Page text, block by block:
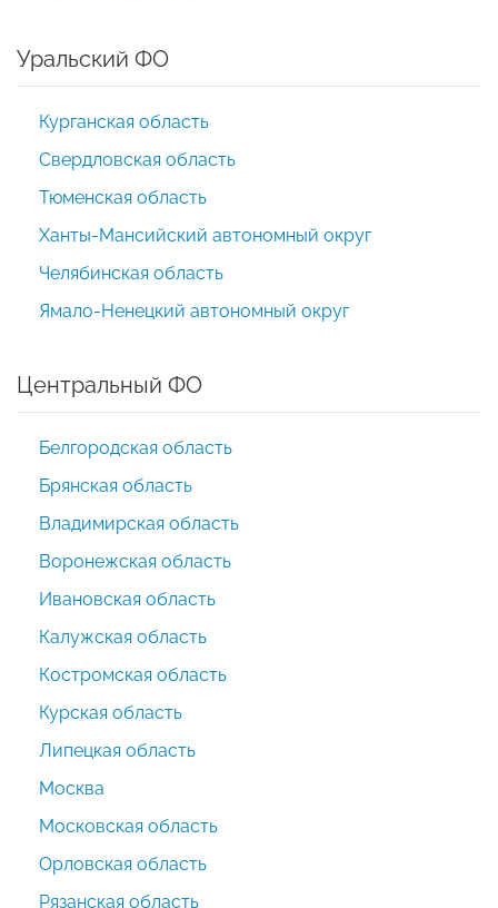
Уральский ФО
Курганская область
Свердловская область
Тюменская область
Ханты-Мансийский автономный округ
Челябинская область
Ямало-Ненецкий автономный округ
Центральный ФО
Белгородская область
Брянская область
Владимирская область
Воронежская область
Ивановская область
Калужская область
Костромская область
Курская область
Липецкая область
Москва
Московская область
Орловская область
Рязанская область